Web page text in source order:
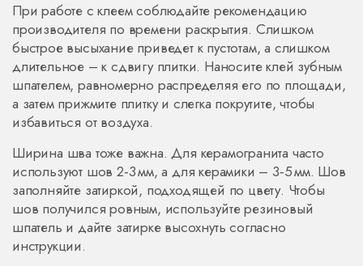
При работе с клеем соблюдайте рекомендацию
производителя по времени раскрытия. Слишком
быстрое высыхание приведет к пустотам, а слишком
длительное – к сдвигу плитки. Наносите клей зубным
шпателем, равномерно распределяя его по площади,
а затем прижмите плитку и слегка покрутите, чтобы
избавиться от воздуха.
Ширина шва тоже важна. Для керамогранита часто
используют шов 2‑3 мм, а для керамики – 3‑5 мм. Шов
заполняйте затиркой, подходящей по цвету. Чтобы
шов получился ровным, используйте резиновый
шпатель и дайте затирке высохнуть согласно
инструкции.